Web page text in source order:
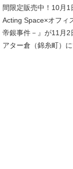
間限定販売中！10月
Acting Space×オフィ
帝銀事件－』が11月2
アター倉（錦糸町）に